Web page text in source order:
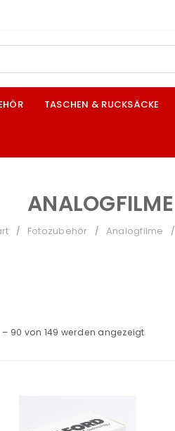
TASCHEN & RUCKSÄCKE
ANALOGFILME
/ Fotozubehör / Analogfilme /
– 90 von 149 werden angezeigt